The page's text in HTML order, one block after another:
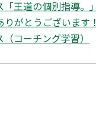
王道の個別指導。」
がとうございます！
コーチング学習）